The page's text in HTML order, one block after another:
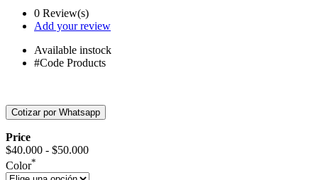
0 Review(s)
Add your review
Available instock
#Code Products
Price
$40.000 - $50.000Rango
precios:
Color*